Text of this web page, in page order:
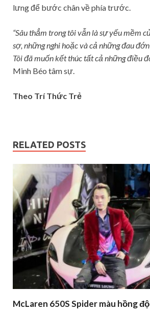
lưng để bước chân về phía trước.
“Sâu thẳm trong tôi vẫn là sự yếu mềm
sợ, những nghi hoặc và cả những đau
Tôi đã muốn kết thúc tất cả những điều
Minh Béo tâm sự.
Theo Trí Thức Trẻ
RELATED POSTS
McLaren 650S Spider màu hồng